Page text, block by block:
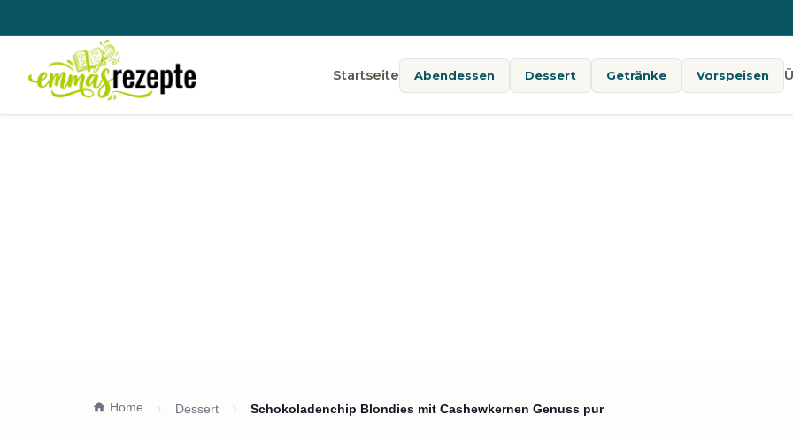
Startseite Abendessen Dessert Getränke Vorspeisen
Home Dessert Schokoladenchip Blondies mit Cashewkernen Genuss pur